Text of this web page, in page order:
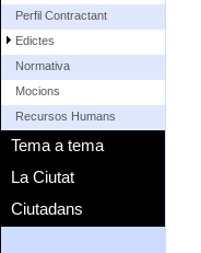
Perfil Contractant
Edictes
Normativa
Mocions
Recursos Humans
Tema a tema
La Ciutat
Ciutadans